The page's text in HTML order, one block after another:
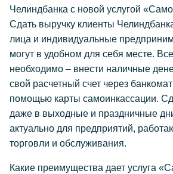
Челиндбанка с новой услугой
Сдать выручку клиенты
лица и индивидуальные
могут в удобном для себя месте.
необходимо – внести наличные
свой расчетный счет через
помощью карты самоинкассации.
даже в выходные и праздничные
актуально для предприятий,
торговли и обслуживания.
Какие преимущества дает услуга